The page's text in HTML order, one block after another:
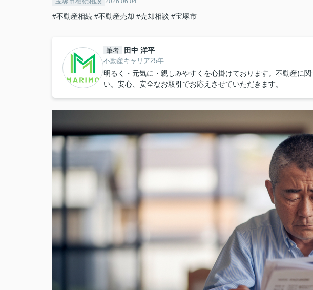
#不動産相続 #不動産売却 #売却相談 #宝塚市
筆者 田中 洋平
不動産キャリア25年
明るく・元気に・親しみやすくを心掛けております。不動産に
い。安心、安全なお取引でお応えさせていただきます。